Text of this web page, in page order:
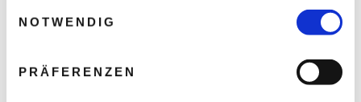
NOTWENDIG
PRÄFERENZEN